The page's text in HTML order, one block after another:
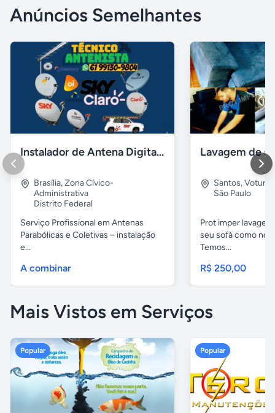
Anúncios Semelhantes
Instalador de Antena Digital em Brasília
Brasília,Zona Cívico-
Administrativa
Distrito Federal
Serviço Profissional em Antenas
Parabólicas e Coletivas – instalação
e...
A combinar
Santos,Voturua
São Paulo
Prot imper
seu sofá como
Temos...
R$ 250,00
Mais Vistos em Serviços
Popular Popular